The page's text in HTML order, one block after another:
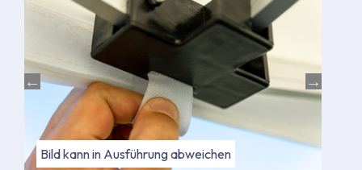
Bild kann in Farbe abweichen
Bild kann in Ausführung abweichen